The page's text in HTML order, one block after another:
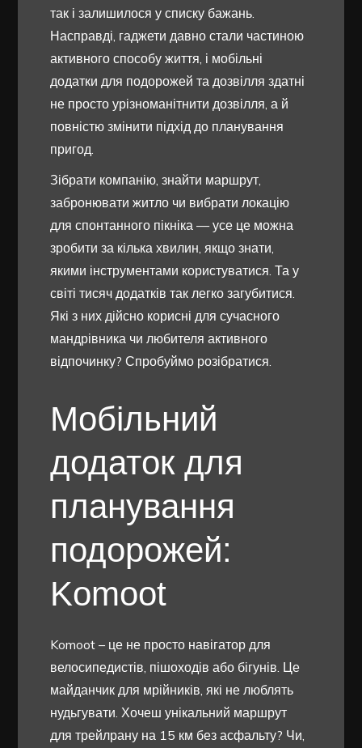
так і залишилося у списку бажань.
Насправді, гаджети давно стали частиною
активного способу життя, і мобільні
додатки для подорожей та дозвілля здатні
не просто урізноманітнити дозвілля, а й
повністю змінити підхід до планування
пригод.
Зібрати компанію, знайти маршрут,
забронювати житло чи вибрати локацію
для спонтанного пікніка — усе це можна
зробити за кілька хвилин, якщо знати,
якими інструментами користуватися. Та у
світі тисяч додатків так легко загубитися.
Які з них дійсно корисні для сучасного
мандрівника чи любителя активного
відпочинку? Спробуймо розібратися.
Мобільний
додаток для
планування
подорожей:
Komoot
Komoot – це не просто навігатор для
велосипедистів, пішоходів або бігунів. Це
майданчик для мрійників, які не люблять
нудьгувати. Хочеш унікальний маршрут
для трейлрану на 15 км без асфальту? Чи,